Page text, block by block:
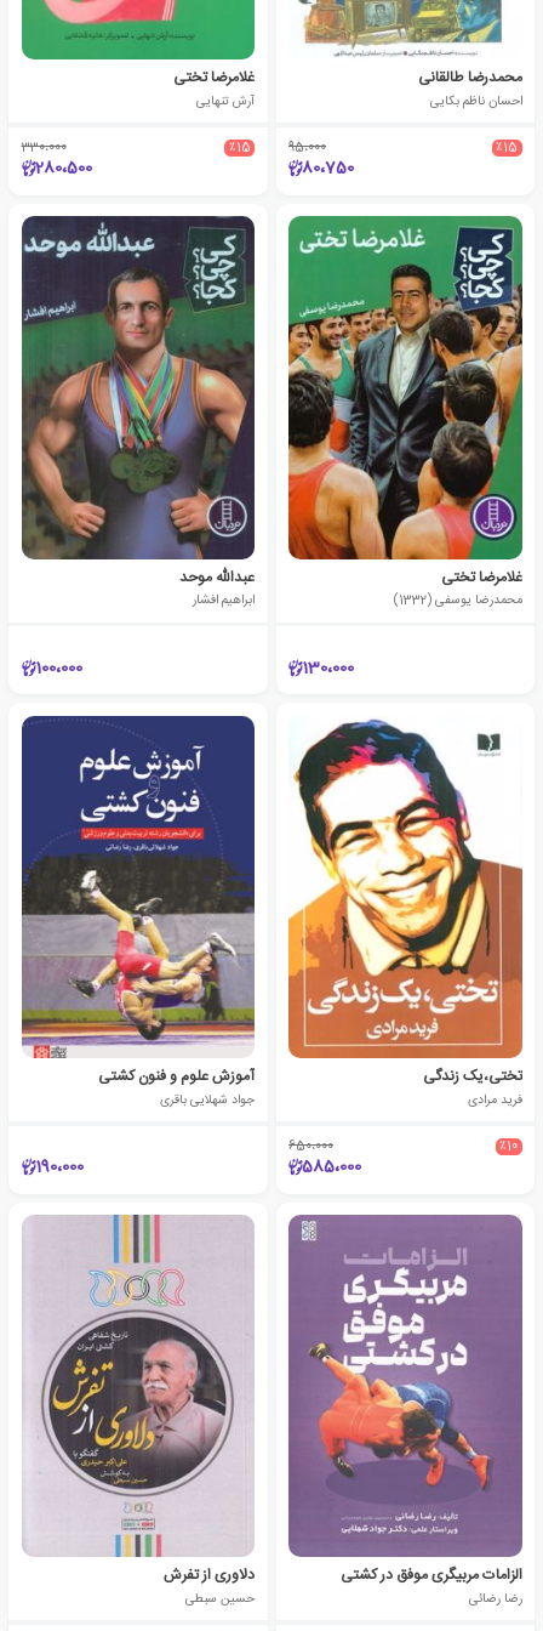
محمدرضا طالقانی
احسان ناظم بکایی
٪15 95،000
80،750
غلامرضا تختی
آرش تنهایی
٪15 330،000
280،500
غلامرضا تختی
محمدرضا یوسفی (1332)
130،000
عبدالله موحد
ابراهیم افشار
100،000
تختی،یک زندگی
فرید مرادی
٪10 650،000
585،000
آموزش علوم و فنون کشتی
جواد شهلایی باقری
190،000
الزامات مربیگری موفق در کشتی
رضا رضائی
دلاوری از تفرش
حسین سبطی